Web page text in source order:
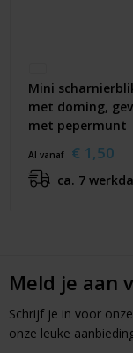
Mini
met doming,
met pepermunt
Al vanaf € 1,50
ca. 7
Meld je aan
Schrijf je in voor
onze leuke